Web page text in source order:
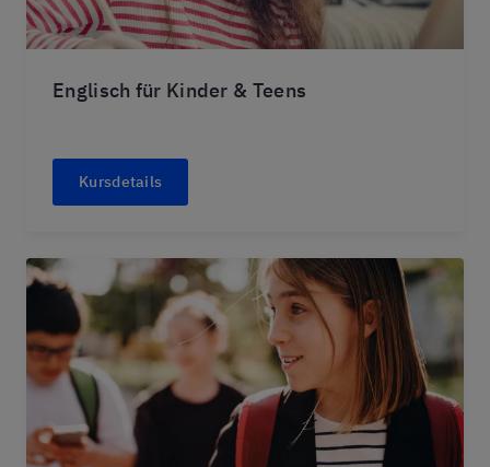
Englisch für Kinder & Teens
Kursdetails